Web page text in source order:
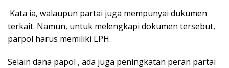
Kata ia, walaupun partai juga mempunyai dukumen
terkait. Namun, untuk melengkapi dokumen tersebut,
parpol harus memiliki LPH.
Selain dana papol , ada juga peningkatan peran partai